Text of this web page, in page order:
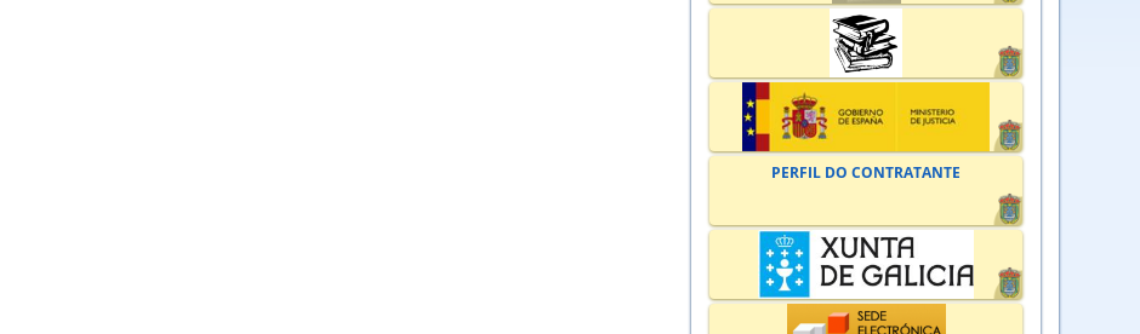
PERFIL DO CONTRATANTE